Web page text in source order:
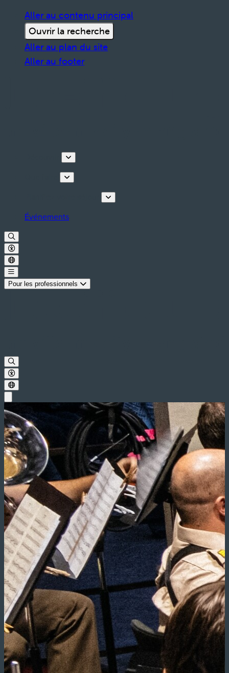
Aller au contenu principal
Ouvrir la recherche
Aller au plan du site
Aller au footer
Événements
Pour les professionnels